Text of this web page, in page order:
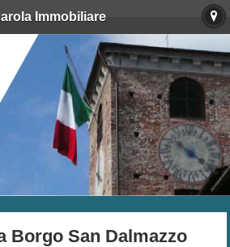
Immobiliare
Borgo San Dalmazzo